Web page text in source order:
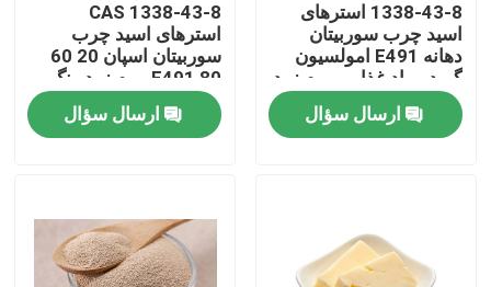
صفحه اصلی
محصولات
نمایش واقعیت مجازی
1338-43-8 استرهای
اسید چرب سوربیتان
دهانه E491 امولسیون
گرید مواد غذایی موم زرد
روشن
ارسال سؤال
CAS 1338-43-8
استرهای اسید چرب
سوربیتان اسپان 20 60
80 E491 موم زرد رنگ
ارسال سؤال